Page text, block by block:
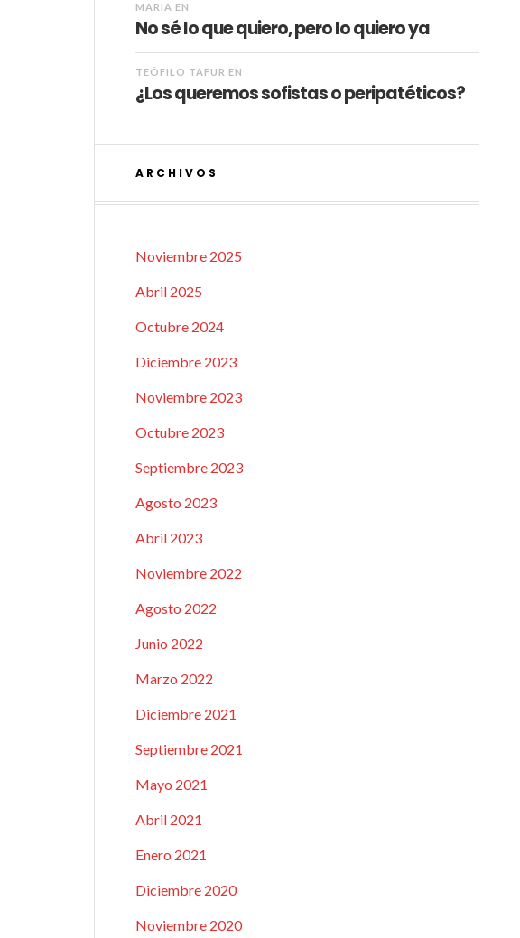
MARIA EN
No sé lo que quiero, pero lo quiero ya
TEÓFILO TAFUR EN
¿Los queremos sofistas o peripatéticos?
ARCHIVOS
Noviembre 2025
Abril 2025
Octubre 2024
Diciembre 2023
Noviembre 2023
Octubre 2023
Septiembre 2023
Agosto 2023
Abril 2023
Noviembre 2022
Agosto 2022
Junio 2022
Marzo 2022
Diciembre 2021
Septiembre 2021
Mayo 2021
Abril 2021
Enero 2021
Diciembre 2020
Noviembre 2020